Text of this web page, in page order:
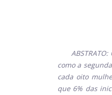
ABSTRATO:
como a
cada oito
que 6% das